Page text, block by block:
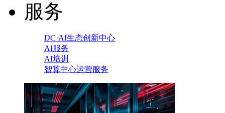
服务
DC·AI生态创新中心
AI服务
AI培训
智算中心运营服务